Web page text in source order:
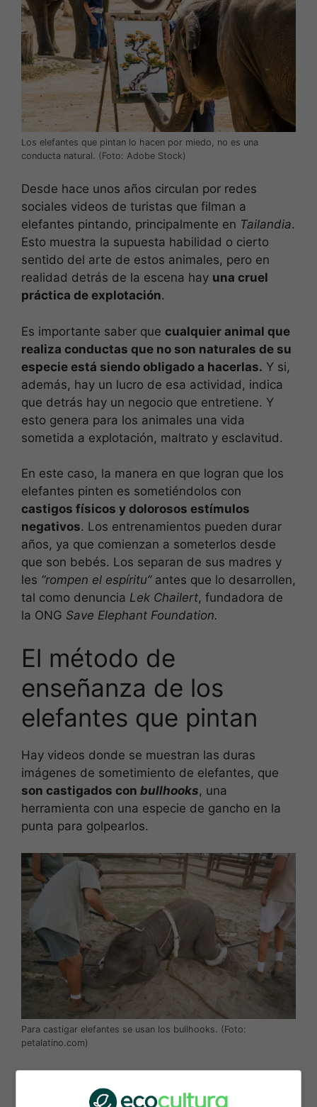
Los elefantes que pintan lo hacen por miedo, no es una
conducta natural. (Foto: Adobe Stock)
Desde hace unos años circulan por redes
sociales videos de turistas que filman a
elefantes pintando, principalmente en Tailandia.
Esto muestra la supuesta habilidad o cierto
sentido del arte de estos animales, pero en
realidad detrás de la escena hay una cruel
práctica de explotación.
Es importante saber que cualquier animal que
realiza conductas que no son naturales de su
especie está siendo obligado a hacerlas. Y si,
además, hay un lucro de esa actividad, indica
que detrás hay un negocio que entretiene. Y
esto genera para los animales una vida
sometida a explotación, maltrato y esclavitud.
En este caso, la manera en que logran que los
elefantes pinten es sometiéndolos con
castigos físicos y dolorosos estímulos
negativos. Los entrenamientos pueden durar
años, ya que comienzan a someterlos desde
que son bebés. Los separan de sus madres y
les “rompen el espíritu”antes que lo desarrollen,
tal como denuncia Lek Chailert, fundadora de
la ONG Save Elephant Foundation.
El método de
enseñanza de los
elefantes que pintan
Hay videos donde se muestran las duras
imágenes de sometimiento de elefantes, que
son castigados con bullhooks, una
herramienta con una especie de gancho en la
punta para golpearlos.
Para castigar elefantes se usan los bullhooks. (Foto:
petalatino.com)
presión en puntos sensibles del cuerpo de